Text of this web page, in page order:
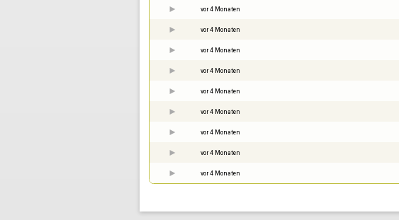
vor 4 Monaten
vor 4 Monaten
vor 4 Monaten
vor 4 Monaten
vor 4 Monaten
vor 4 Monaten
vor 4 Monaten
vor 4 Monaten
vor 4 Monaten